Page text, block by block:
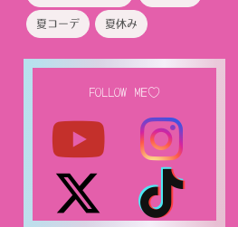
夏コーデ 夏休み
FOLLOW ME♡